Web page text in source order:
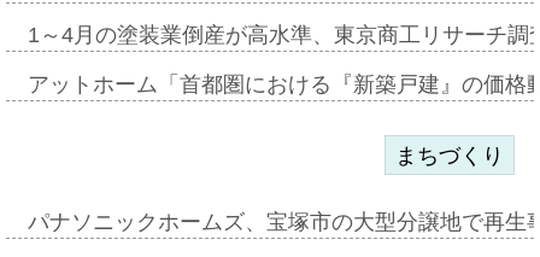
1～4月の塗装業倒産が高水準、東京商工リサーチ
アットホーム「首都圏における『新築戸建』の価
まちづくり
パナソニックホームズ、宝塚市の大型分譲地で再